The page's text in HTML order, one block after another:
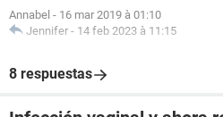
Annabel - 16 mar 2019 à 01:10
Jennifer - 14 feb 2023 à 11:15
8 respuestas